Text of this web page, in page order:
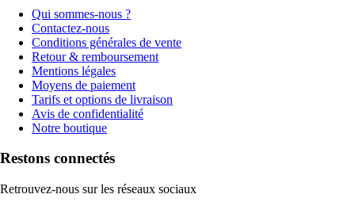
Qui sommes-nous ?
Contactez-nous
Conditions générales de vente
Retour & remboursement
Mentions légales
Moyens de paiement
Tarifs et options de livraison
Avis de confidentialité
Notre boutique
Restons connectés
Retrouvez-nous sur les réseaux sociaux